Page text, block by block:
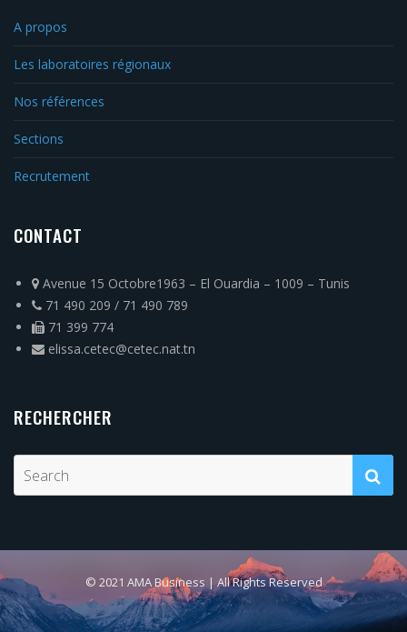
A propos
Les laboratoires régionaux
Nos références
Sections
Recrutement
CONTACT
Avenue 15 Octobre1963 – El Ouardia – 1009 – Tunis
71 490 209 / 71 490 789
71 399 774
elissa.cetec@cetec.nat.tn
RECHERCHER
© 2021 AMA Business | All Rights Reserved